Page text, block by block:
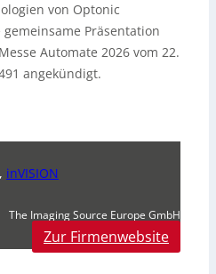
von Optonic
Präsentation
Automate 2026 vom 22.
angekündigt.
, inVISION
The Imaging Source Europe GmbH
Zur Firmenwebsite